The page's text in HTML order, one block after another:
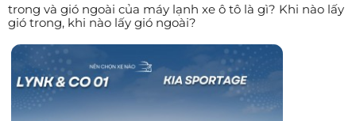
trong và gió ngoài của máy lạnh xe ô tô là gì? Khi nào lấy
gió trong, khi nào lấy gió ngoài?